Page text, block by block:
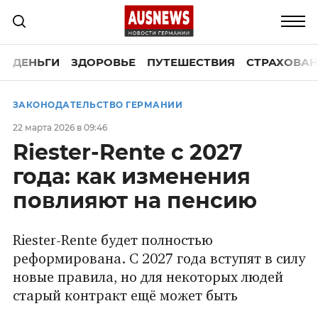
ДЕНЬГИ ЗДОРОВЬЕ ПУТЕШЕСТВИЯ
ЗАКОНОДАТЕЛЬСТВО ГЕРМАНИИ
22 марта 2026 в 09:46
Riester-Rente с 2027
года: как изменения
повлияют на пенсию
Riester-Rente будет полностью
реформирована. С 2027 года вступят в силу
новые правила, но для некоторых людей
старый контракт ещё может быть